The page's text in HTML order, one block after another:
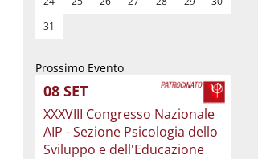
Prossimo Evento
08 SET
XXXVIII Congresso Nazionale
AIP - Sezione Psicologia dello
Sviluppo e dell'Educazione